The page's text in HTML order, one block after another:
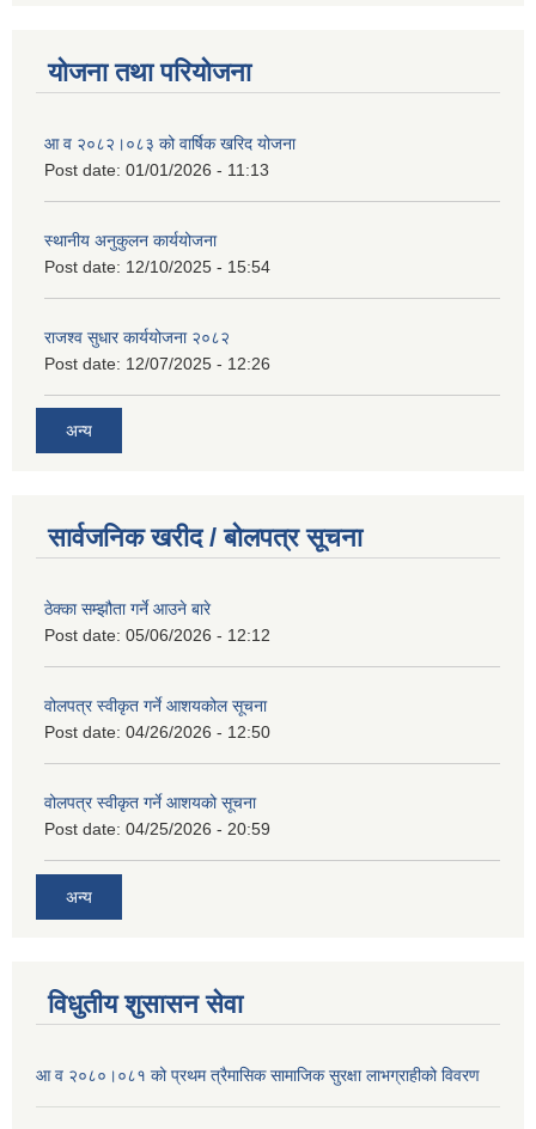
योजना तथा परियोजना
आ व २०८२।०८३ को वार्षिक खरिद योजना
Post date: 01/01/2026 - 11:13
स्थानीय अनुकुलन कार्ययोजना
Post date: 12/10/2025 - 15:54
राजश्व सुधार कार्ययोजना २०८२
Post date: 12/07/2025 - 12:26
अन्य
सार्वजनिक खरीद / बोलपत्र सूचना
ठेक्का सम्झौता गर्ने आउने बारे
Post date: 05/06/2026 - 12:12
वोलपत्र स्वीकृत गर्ने आशयकोल सूचना
Post date: 04/26/2026 - 12:50
वोलपत्र स्वीकृत गर्ने आशयको सूचना
Post date: 04/25/2026 - 20:59
अन्य
विधुतीय शुसासन सेवा
आ व २०८०।०८१ को प्रथम त्रैमासिक सामाजिक सुरक्षा लाभग्राहीको विवरण